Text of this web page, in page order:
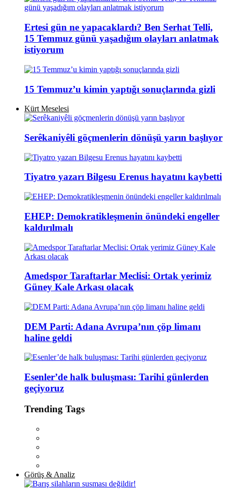
Ertesi gün ne yapacaklardı? Ben Serhat Telli,
15 Temmuz günü yaşadığım olayları anlatmak
istiyorum
15 Temmuz’u kimin yaptığı sonuçlarında gizli
Kürt Meselesi
Serêkaniyêli göçmenlerin dönüşü yarın başlıyor
Tiyatro yazarı Bilgesu Erenus hayatını kaybetti
EHEP: Demokratikleşmenin önündeki engeller
kaldırılmalı
Amedspor Taraftarlar Meclisi: Ortak yerimiz
Güney Kale Arkası olacak
DEM Parti: Adana Avrupa’nın çöp limanı
haline geldi
Esenler’de halk buluşması: Tarihi günlerden
geçiyoruz
Trending Tags
Görüş & Analiz